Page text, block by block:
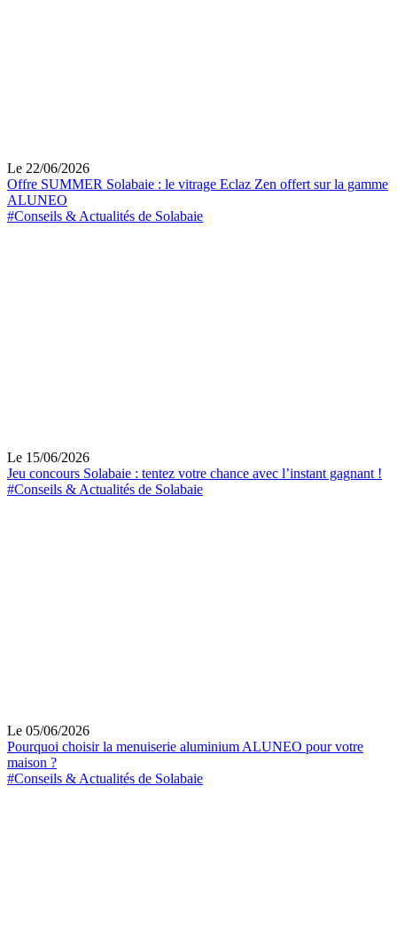
Le 22/06/2026
Offre SUMMER Solabaie : le vitrage Eclaz Zen offert sur la gamme
ALUNEO
#Conseils & Actualités de Solabaie
Le 15/06/2026
Jeu concours Solabaie : tentez votre chance avec l’instant gagnant !
#Conseils & Actualités de Solabaie
Le 05/06/2026
Pourquoi choisir la menuiserie aluminium ALUNEO pour votre
maison ?
#Conseils & Actualités de Solabaie